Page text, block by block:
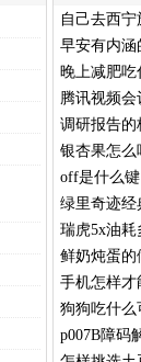
自己去西
早安有内涵
晚上减肥吃
腾讯视频
调研报告的
银杏果怎么
off是什么键
绿里奇迹经
瑞虎5x油耗
鲜奶炖蛋的
手机怎样才
狗狗吃什么
p007B障码